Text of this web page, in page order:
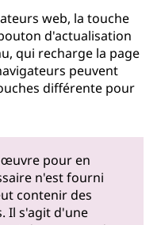
web, la touche
d'actualisation
qui recharge la page
peuvent
différente pour
pour en
n'est fourni
contenir des
Il s'agit d'une